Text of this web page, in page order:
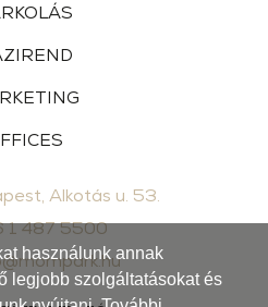
Alkotás u. 53.
1 487 5500
használunk annak
legjobb szolgáltatásokat és